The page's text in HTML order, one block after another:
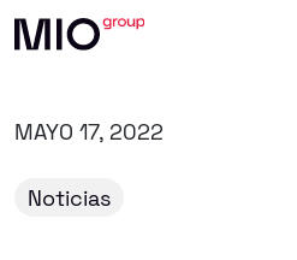
MAYO 17, 2022
Noticias